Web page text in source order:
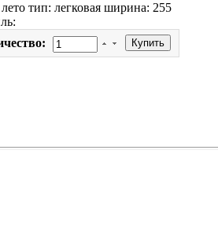
лето тип: легковая ширина: 255